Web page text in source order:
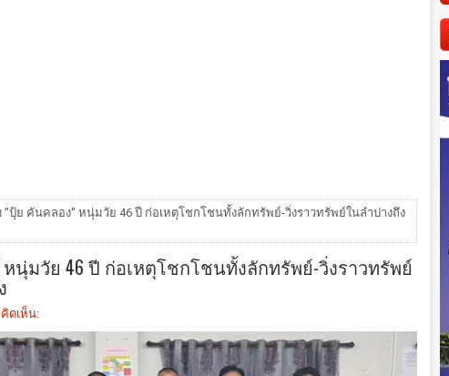
"ปุ้ย คันคลอง" หนุ่มวัย 46 ปี ก่อเหตุโชกโชนทั้งลักทรัพย์-วิ่งราวทรัพย์ในลำปางถึง
นุ่มวัย 46 ปี ก่อเหตุโชกโชนทั้งลักทรัพย์-วิ่งราวทรัพย์
ดเห็น: